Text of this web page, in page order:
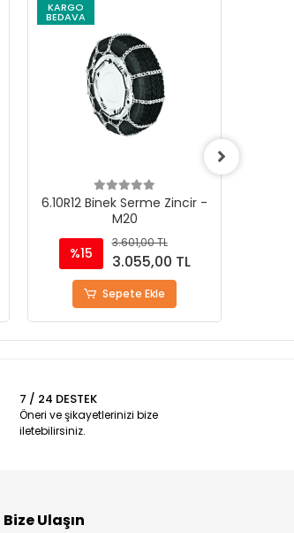
KARGO
BEDAVA
6.10R12 Binek Serme Zincir -
M20
%15
3.601,00 TL
3.055,00 TL
Sepete Ekle
7 / 24 DESTEK
Öneri ve şikayetlerinizi bize
iletebilirsiniz.
Bize Ulaşın